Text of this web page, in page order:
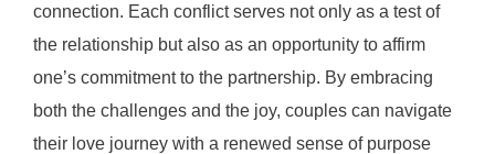
connection. Each conflict serves not only as a test of
the relationship but also as an opportunity to affirm
one’s commitment to the partnership. By embracing
both the challenges and the joy, couples can navigate
their love journey with a renewed sense of purpose